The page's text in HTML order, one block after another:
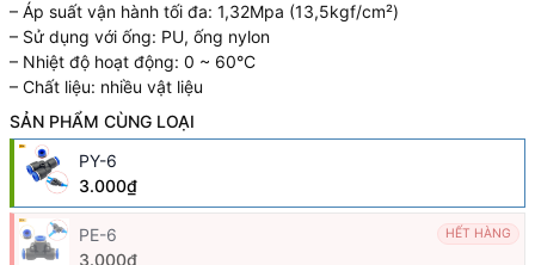
– Áp suất vận hành tối đa: 1,32Mpa (13,5kgf/cm²)
– Sử dụng với ống: PU, ống nylon
– Nhiệt độ hoạt động: 0 ~ 60°C
– Chất liệu: nhiều vật liệu
SẢN PHẨM CÙNG LOẠI
PY-6
3.000₫
PE-6 HẾT HÀNG
3.000₫